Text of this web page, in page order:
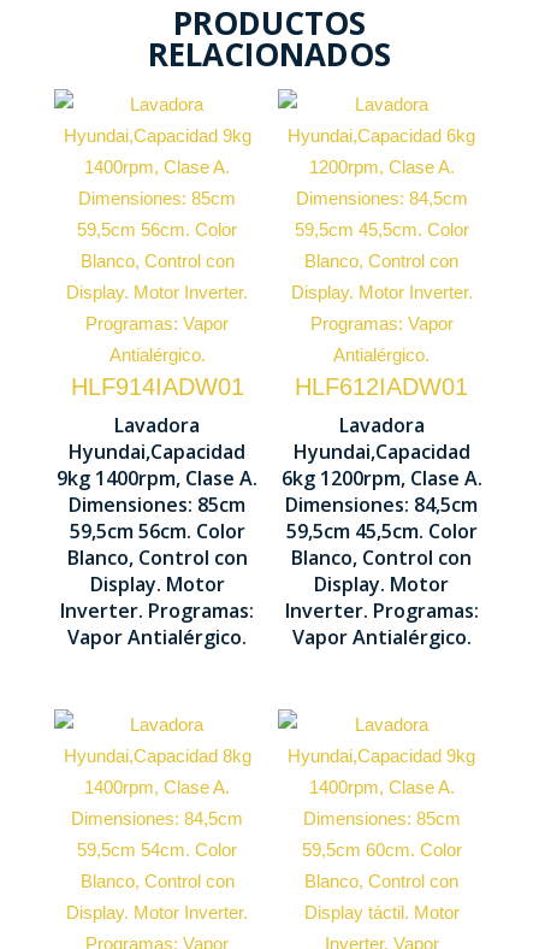
PRODUCTOS
RELACIONADOS
HLF914IADW01
Lavadora
Hyundai,Capacidad
9kg 1400rpm, Clase A.
Dimensiones: 85cm
59,5cm 56cm. Color
Blanco, Control con
Display. Motor
Inverter. Programas:
Vapor Antialérgico.
Capacidad
carga 9 kg
Centrifugado
1400 rpm
Motor
Inverter
Control
Manual
850 x 595 x
560 mm
HLF612IADW01
Lavadora
Hyundai,Capacidad
6kg 1200rpm, Clase A.
Dimensiones: 84,5cm
59,5cm 45,5cm. Color
Blanco, Control con
Display. Motor
Inverter. Programas:
Vapor Antialérgico.
Capacidad
carga 6 kg
Centrifugado
1200 rpm
Motor
Inverter
Control
Display
LED
845 x 595 x
455 mm
Capacidad
carga 8 kg
Centrifugado
1400 rpm
Capacidad
carga 9 kg
Centrifugado
1400 rpm
Motor